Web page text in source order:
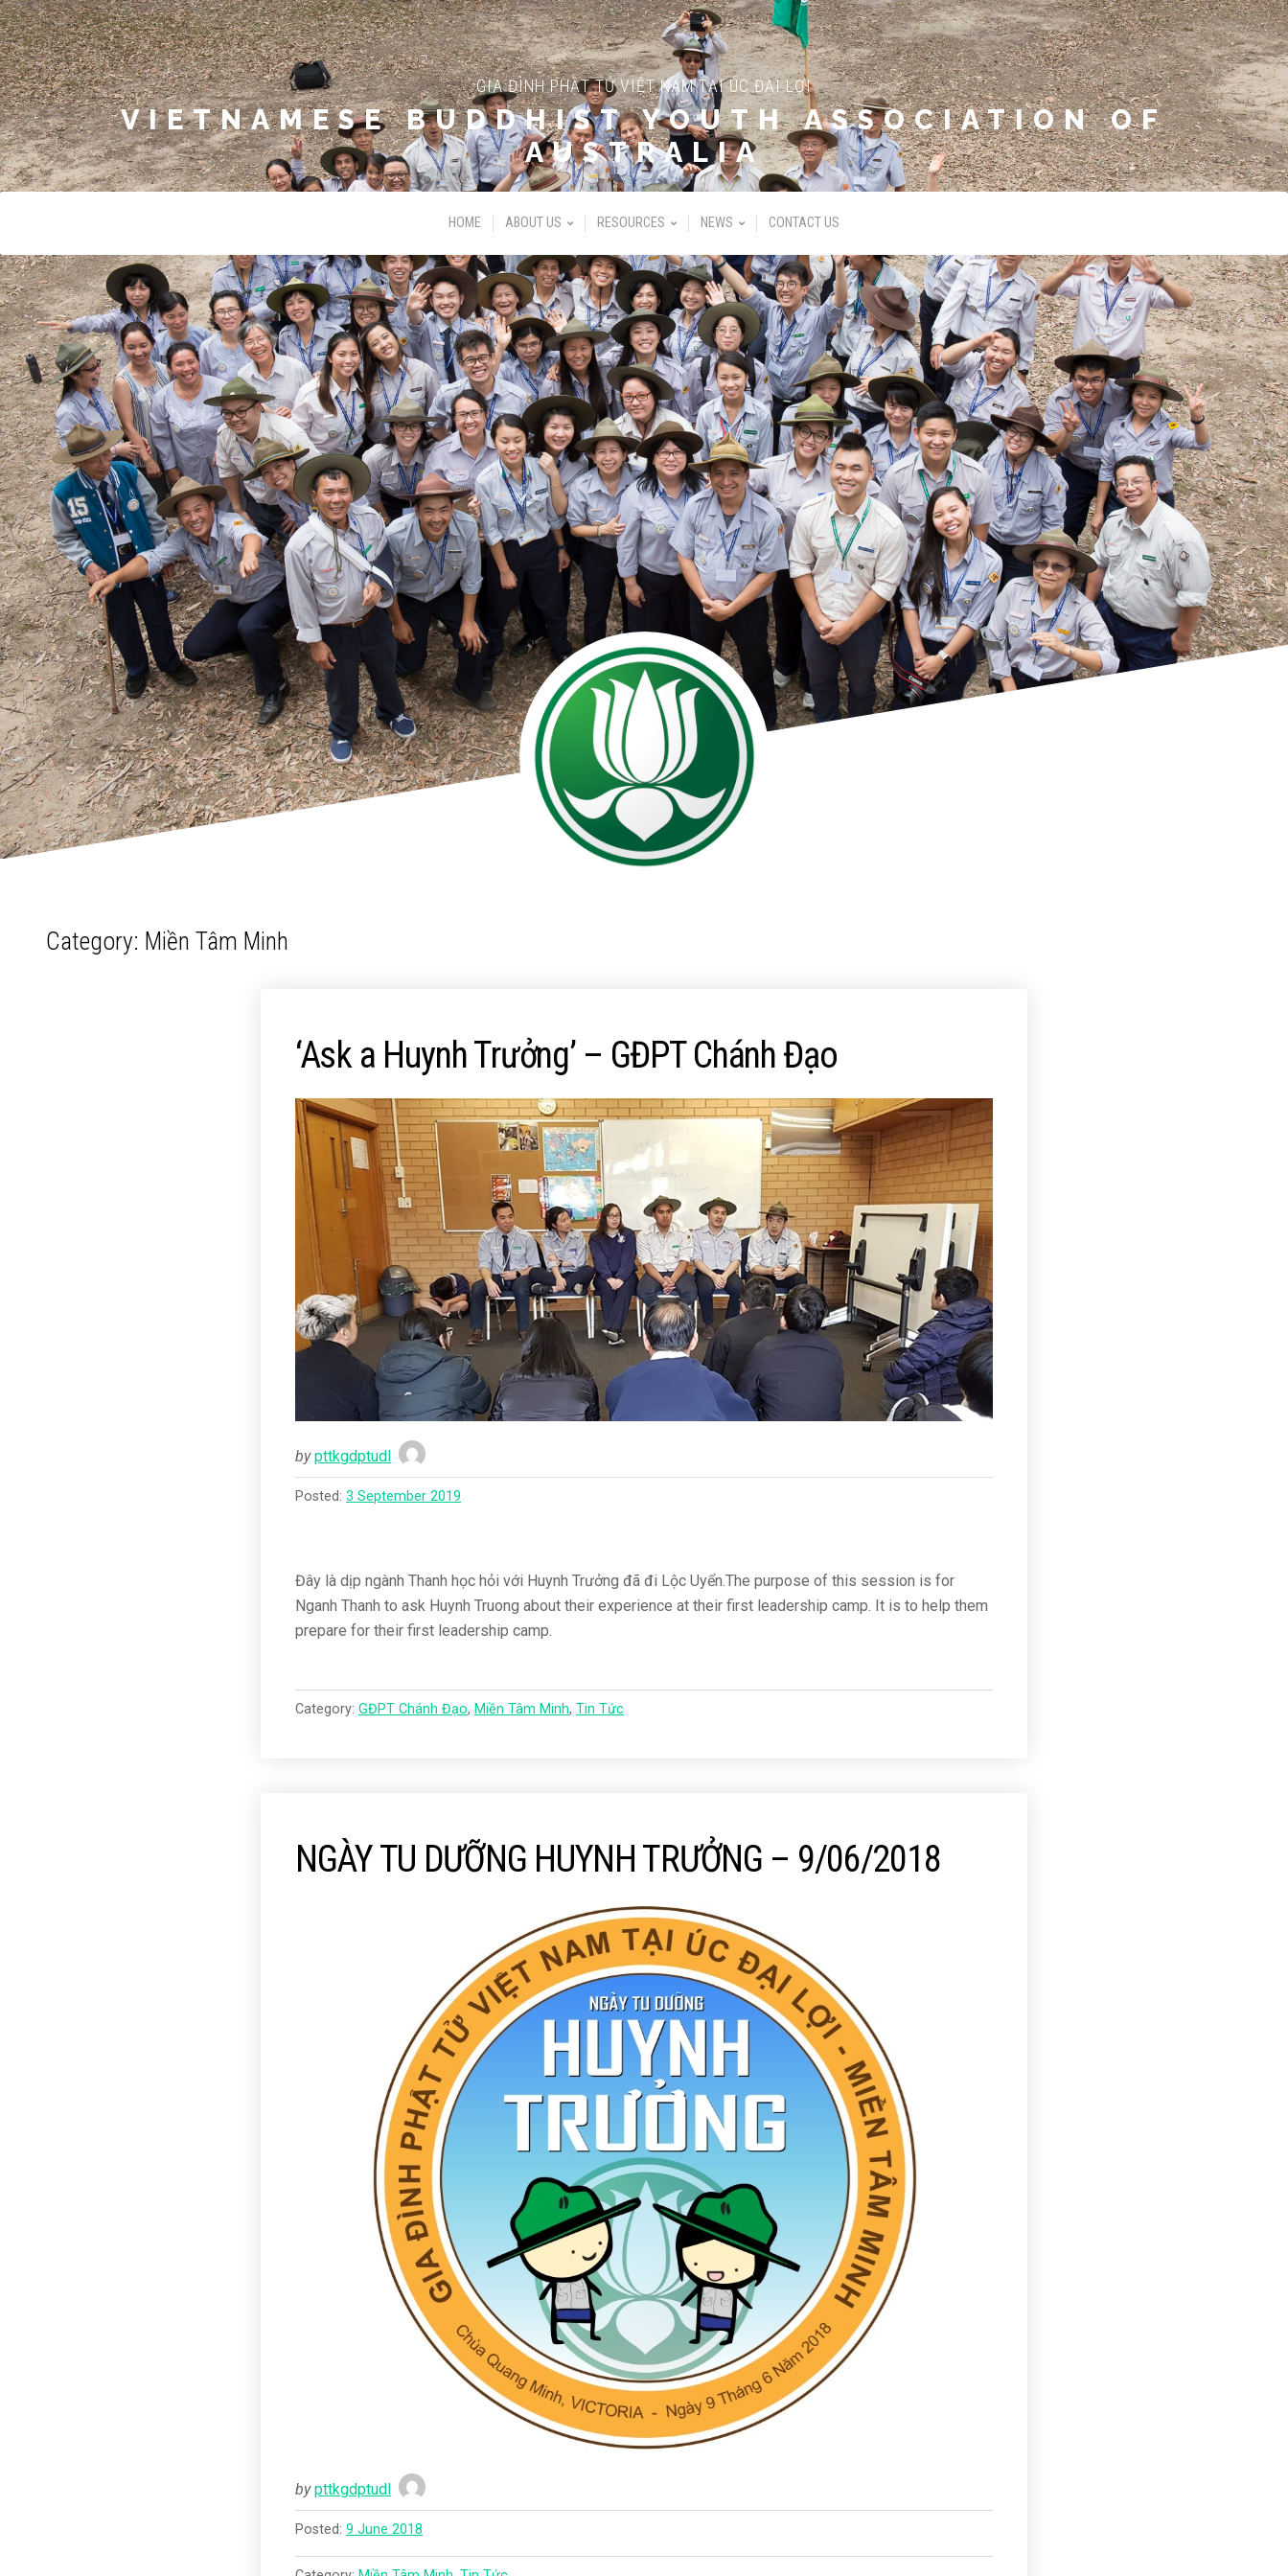
GIA ĐÌNH PHẬT TỬ VIỆT NAM TẠI ÚC ĐẠI LỢI
VIETNAMESE BUDDHIST YOUTH ASSOCIATION OF
AUSTRALIA
HOME ABOUT US RESOURCES NEWS CONTACT US
Category: Miền Tâm Minh
‘Ask a Huynh Trưởng’ – GĐPT Chánh Đạo
by pttkgdptudl
Posted: 3 September 2019
Đây là dịp ngành Thanh học hỏi với Huynh Trưởng đã đi Lộc Uyển.The purpose of this session is for
Nganh Thanh to ask Huynh Truong about their experience at their first leadership camp. It is to help them
prepare for their first leadership camp.
Category: GĐPT Chánh Đạo, Miền Tâm Minh, Tin Tức
NGÀY TU DƯỠNG HUYNH TRƯỞNG – 9/06/2018
by pttkgdptudl
Posted: 9 June 2018